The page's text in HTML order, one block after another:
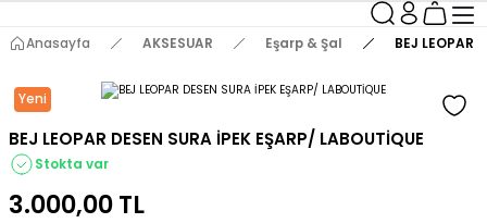
Anasayfa AKSESUAR Eşarp & Şal BEJ LEOPAR
Yeni
BEJ LEOPAR DESEN SURA İPEK EŞARP/ LABOUTİQUE
Stokta var
3.000,00 TL